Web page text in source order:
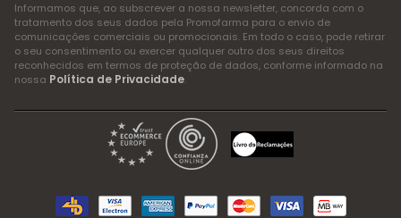
Informamos que, ao subscrever a nossa newsletter, concorda com o
tratamento dos seus dados pela Promofarma para o envio de
comunicações comerciais ou promocionais. Em todo o caso, pode retirar
o seu consentimento ou exercer qualquer outro dos seus direitos
reconhecidos em termos de proteção de dados, conforme informado na
nossa Política de Privacidade.